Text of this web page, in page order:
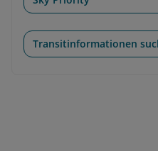
Transitinformationen